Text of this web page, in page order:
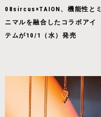
08sircus×TAION、機能性とミ
ニマルを融合したコラボアイ
テムが10/1（水）発売